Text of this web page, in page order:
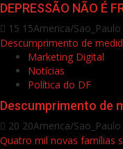
DEPRESSÃO NÃO É
15 15America/
Descumprimento de
Marketing Digital
Notícias
Política do DF
Descumprimento de
20 20America/
Quatro mil novas famílias